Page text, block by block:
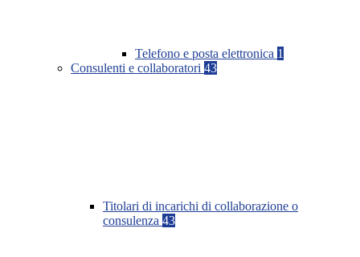
Telefono e posta elettronica 1
Consulenti e collaboratori 43
Titolari di incarichi di collaborazione o
consulenza 43